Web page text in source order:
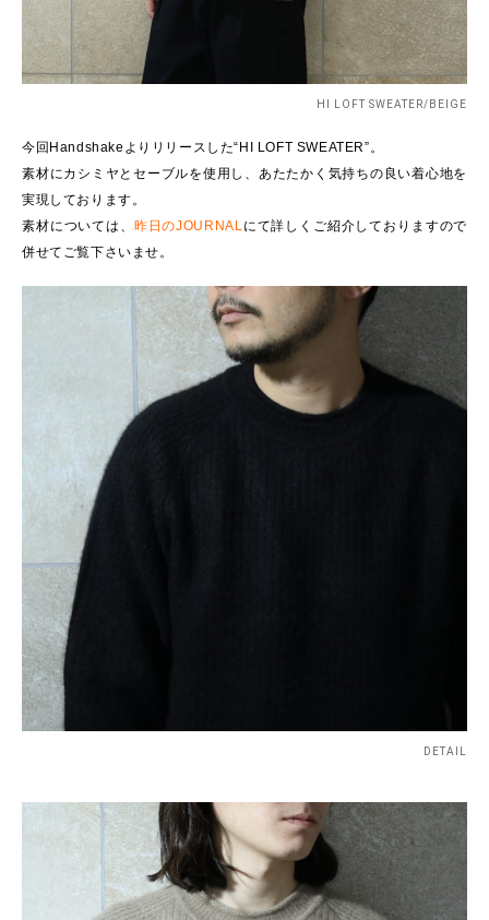
HI LOFT SWEATER/BEIGE
今回Handshakeよりリリースした“HI LOFT SWEATER”。
素材にカシミヤとセーブルを使用し、あたたかく気持ちの良い着心地を
実現しております。
素材については、 昨日のJOURNALにて詳しくご紹介しておりますので
併せてご覧下さいませ。
DETAIL